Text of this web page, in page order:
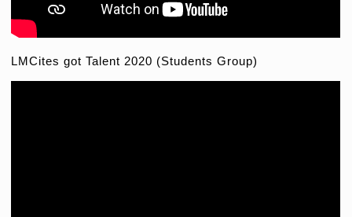
LMCites got Talent 2020 (Students Group)